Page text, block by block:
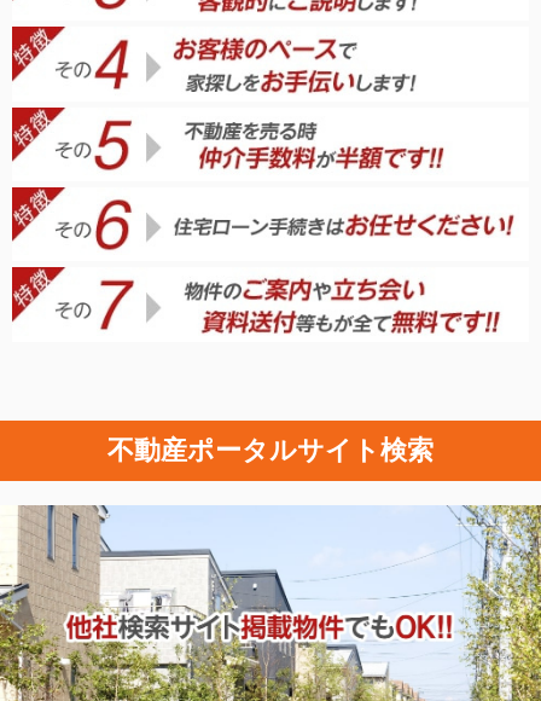
不動産ポータルサイト検索